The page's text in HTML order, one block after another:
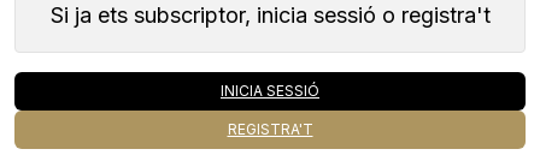
Si ja ets subscriptor, inicia sessió o registra't
INICIA SESSIÓ
REGISTRA'T